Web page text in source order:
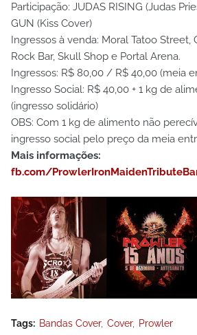
Participação: JUDAS RISING (Judas
GUN (Kiss Cover)
Ingressos à venda: Moral Tatoo Street,
Rock Bar, Skull Shop e Portal Arena.
Ingressos: R$ 80,00 / R$ 40,00 (meia
Ingresso Social: R$ 40,00 + 1 kg de
(ingresso solidário)
OBS: Com 1 kg de alimento não
ingresso social pelo preço da meia
Mais informações:
fb.com/
Tags: Bandas Cover Cover Prowler